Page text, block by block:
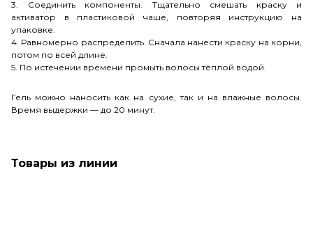
3. Соединить компоненты. Тщательно смешать краску и
активатор в пластиковой чаше, повторяя инструкцию на
упаковке.
4. Равномерно распределить. Сначала нанести краску на корни,
потом по всей длине.
5. По истечении времени промыть волосы тёплой водой.
Гель можно наносить как на сухие, так и на влажные волосы.
Время выдержки — до 20 минут.
Товары из линии